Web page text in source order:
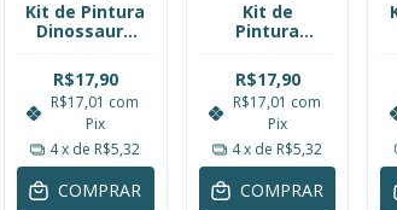
Kit de Pintura
Dinossauro
Coleção Dino
Paint Zoop
Toys ZP00152
R$17,90
R$17,01 com
Pix
4x de R$5,32
COMPRAR
Kit de
Pintura
Velociraptor
Coleção Dino
Paint Zoop
Toys ZP00152
R$17,90
R$17,01 com
Pix
4x de R$5,32
COMPRAR